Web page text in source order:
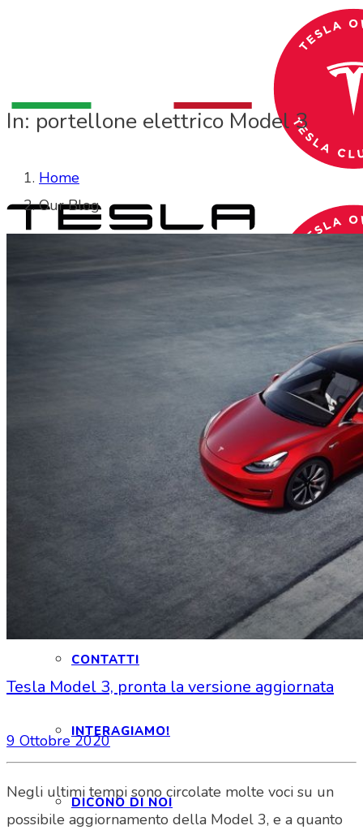
CHI SIAMO
CONTATTI
INTERAGIAMO!
DICONO DI NOI
In: portellone elettrico Model 3
Home
Our Blog
Tesla Model 3, pronta la versione aggiornata
9 Ottobre 2020
Negli ultimi tempi sono circolate molte voci su un
possibile aggiornamento della Model 3, e a quanto